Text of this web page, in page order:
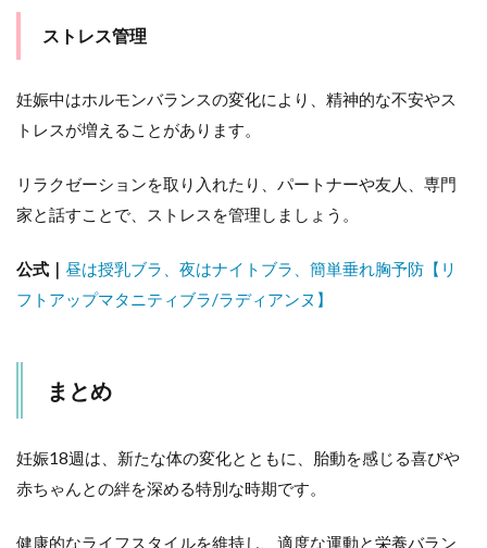
ストレス管理
妊娠中はホルモンバランスの変化により、精神的な不安やス
トレスが増えることがあります。
リラクゼーションを取り入れたり、パートナーや友人、専門
家と話すことで、ストレスを管理しましょう。
公式｜ 昼は授乳ブラ、夜はナイトブラ、簡単垂れ胸予防【リ
フトアップマタニティブラ/ラディアンヌ】
まとめ
妊娠18週は、新たな体の変化とともに、胎動を感じる喜びや
赤ちゃんとの絆を深める特別な時期です。
健康的なライフスタイルを維持し、適度な運動と栄養バラン